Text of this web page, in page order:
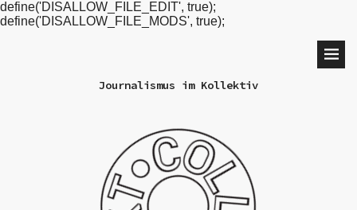
define('DISALLOW_FILE_EDIT', true);
define('DISALLOW_FILE_MODS', true);
Journalismus im Kollektiv